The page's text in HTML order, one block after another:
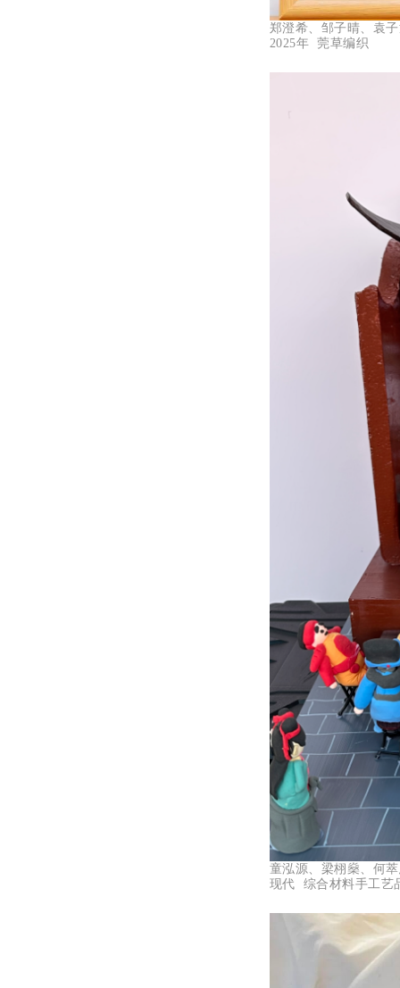
郑澄希、邹子晴、袁
2025年 莞草编织
童泓源、梁栩燊、何
现代 综合材料手工艺